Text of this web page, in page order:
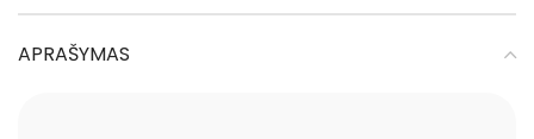
APRAŠYMAS